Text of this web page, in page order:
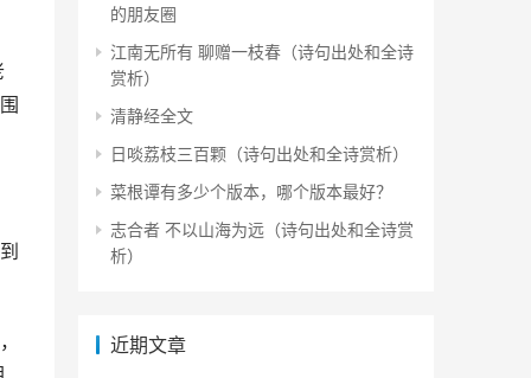
的朋友圈
江南无所有 聊赠一枝春（诗句出处和全诗
赏析）
清静经全文
日啖荔枝三百颗（诗句出处和全诗赏析）
菜根谭有多少个版本，哪个版本最好？
志合者 不以山海为远（诗句出处和全诗赏
析）
近期文章